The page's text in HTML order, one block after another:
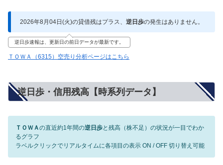
2026年8月04日(火)の貸借残はプラス、 逆日歩の発生はありません。
逆日歩速報は、更新日の前日データが最新です。
ＴＯＷＡ（6315）空売り分析ページはこちら
逆日歩・信用残高【時系列データ】
ＴＯＷＡの直近約1年間の逆日歩と残高（株不足）の状況が一目でわか
るグラフ
ラベルクリックでリアルタイムに各項目の表示 ON / OFF 切り替え可能